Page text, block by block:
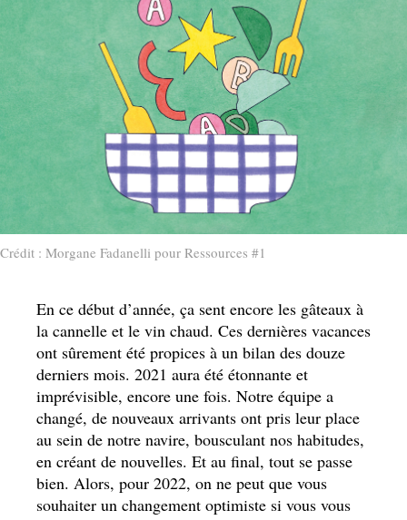
Crédit : Morgane Fadanelli pour Ressources #1
En ce début d’année, ça sent encore les gâteaux à
la cannelle et le vin chaud. Ces dernières vacances
ont sûrement été propices à un bilan des douze
derniers mois. 2021 aura été étonnante et
imprévisible, encore une fois. Notre équipe a
changé, de nouveaux arrivants ont pris leur place
au sein de notre navire, bousculant nos habitudes,
en créant de nouvelles. Et au final, tout se passe
bien. Alors, pour 2022, on ne peut que vous
souhaiter un changement optimiste si vous vous